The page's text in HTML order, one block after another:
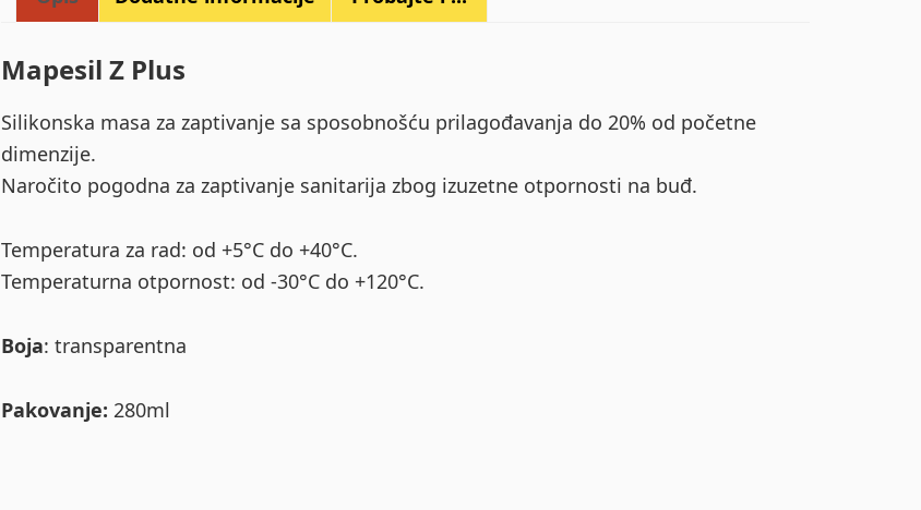
Mapesil Z Plus
Silikonska masa za zaptivanje sa sposobnošću prilagođavanja do 20% od početne
dimenzije.
Naročito pogodna za zaptivanje sanitarija zbog izuzetne otpornosti na buđ.
Temperatura za rad: od +5°C do +40°C.
Temperaturna otpornost: od -30°C do +120°C.
Boja: transparentna
Pakovanje: 280ml